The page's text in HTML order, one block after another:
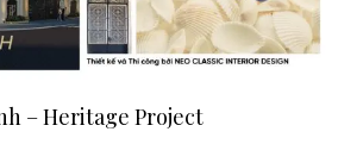
– Heritage Project